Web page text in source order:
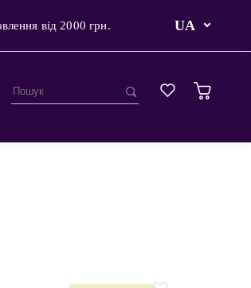
від 2000 грн. UA